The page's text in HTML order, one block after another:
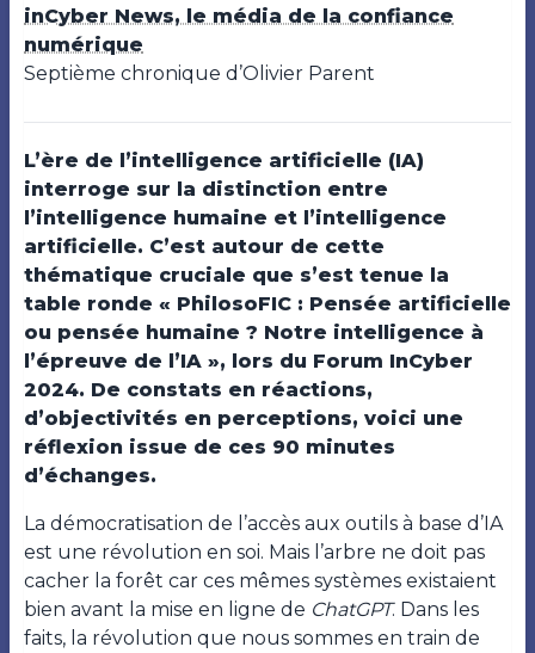
inCyber News, le média de la confiance
numérique
Septième chronique d’Olivier Parent
L’ère de l’intelligence artificielle (IA)
interroge sur la distinction entre
l’intelligence humaine et l’intelligence
artificielle. C’est autour de cette
thématique cruciale que s’est tenue la
table ronde « PhilosoFIC : Pensée artificielle
ou pensée humaine ? Notre intelligence à
l’épreuve de l’IA », lors du Forum InCyber
2024. De constats en réactions,
d’objectivités en perceptions, voici une
réflexion issue de ces 90 minutes
d’échanges.
La démocratisation de l’accès aux outils à base d’IA
est une révolution en soi. Mais l’arbre ne doit pas
cacher la forêt car ces mêmes systèmes existaient
bien avant la mise en ligne de ChatGPT. Dans les
faits, la révolution que nous sommes en train de